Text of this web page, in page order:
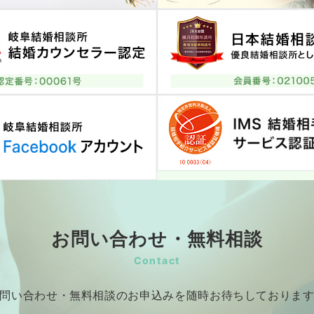
お問い合わせ・無料相談
Contact
い合わせ・無料相談のお申込みを随時お待ちしておりま